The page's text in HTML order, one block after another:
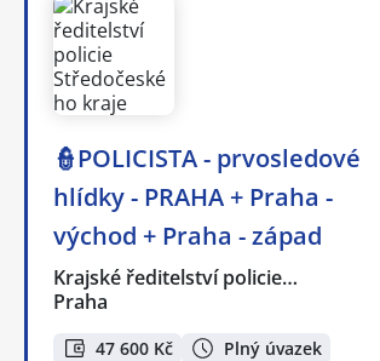
👮POLICISTA - prvosledové
hlídky - PRAHA + Praha -
východ + Praha - západ
Krajské ředitelství policie…
Praha
47 600 Kč
Plný úvazek